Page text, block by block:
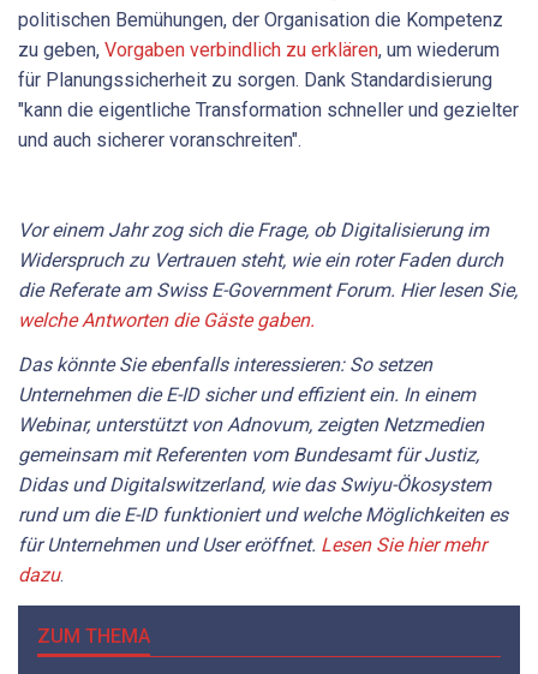
politischen Bemühungen, der Organisation die Kompetenz
zu geben, Vorgaben verbindlich zu erklären, um wiederum
für Planungssicherheit zu sorgen. Dank Standardisierung
"kann die eigentliche Transformation schneller und gezielter
und auch sicherer voranschreiten".
Vor einem Jahr zog sich die Frage, ob Digitalisierung im
Widerspruch zu Vertrauen steht, wie ein roter Faden durch
die Referate am Swiss E-Government Forum. Hier lesen Sie,
welche Antworten die Gäste gaben.
Das könnte Sie ebenfalls interessieren: So setzen
Unternehmen die E-ID sicher und effizient ein. In einem
Webinar, unterstützt von Adnovum, zeigten Netzmedien
gemeinsam mit Referenten vom Bundesamt für Justiz,
Didas und Digitalswitzerland, wie das Swiyu-Ökosystem
rund um die E-ID funktioniert und welche Möglichkeiten es
für Unternehmen und User eröffnet. Lesen Sie hier mehr
dazu.
ZUM THEMA